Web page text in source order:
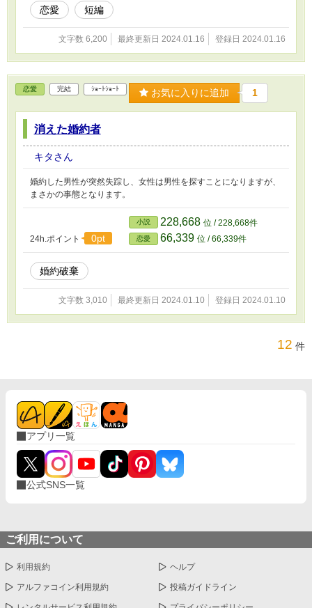
恋愛 短編
文字数 6,200 最終更新日 2024.01.16 登録日 2024.01.16
恋愛 完結 ｼｮｰﾄｼｮｰﾄ お気に入りに追加 1
消えた婚約者
キタさん
婚約した男性が突然失踪し、女性は男性を探すことになりますが、
まさかの事態となります。
24h.ポイント 0pt
小説 228,668 位 / 228,668件
恋愛 66,339 位 / 66,339件
婚約破棄
文字数 3,010 最終更新日 2024.01.10 登録日 2024.01.10
12 件
アプリ一覧
公式SNS一覧
ご利用について
利用規約 ヘルプ
アルファコイン利用規約 投稿ガイドライン